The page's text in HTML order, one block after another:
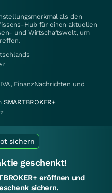
als den
Hub für einen aktuellen
und Wirtschaftswelt, um
FinanzNachrichten und
SMARTBROKER+
sichern
geschenkt!
eröffnen und
sichern.